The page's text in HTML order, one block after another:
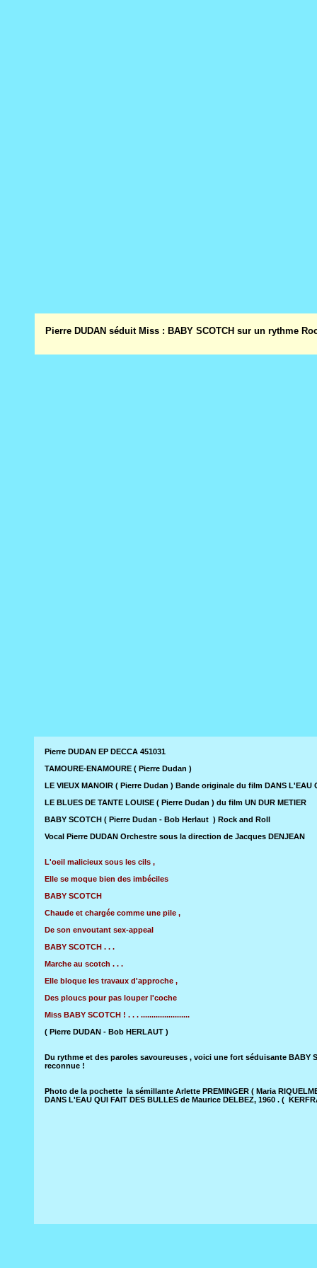
Pierre DUDAN séduit Miss : BABY SCOTCH sur un rythme
Pierre DUDAN EP DECCA 451031
TAMOURE-ENAMOURE ( Pierre Dudan )
LE VIEUX MANOIR ( Pierre Dudan ) Bande originale du film DANS L'EAU
LE BLUES DE TANTE LOUISE ( Pierre Dudan ) du film UN DUR METIER
BABY SCOTCH ( Pierre Dudan - Bob Herlaut ) Rock and Roll
Vocal Pierre DUDAN Orchestre sous la direction de Jacques DENJEAN
L'oeil malicieux sous les cils ,
Elle se moque bien des imbéciles
BABY SCOTCH
Chaude et chargée comme une pile ,
De son envoutant sex-appeal
BABY SCOTCH . . .
Marche au scotch . . .
Elle bloque les travaux d'approche ,
Des ploucs pour pas louper l'coche
Miss BABY SCOTCH ! . . . .......................
( Pierre DUDAN - Bob HERLAUT )
Du rythme et des paroles savoureuses , voici une fort séduisante
reconnue !
Photo de la pochette la sémillante Arlette PREMINGER ( Maria
DANS L'EAU QUI FAIT DES BULLES de Maurice DELBEZ, 1960 . (